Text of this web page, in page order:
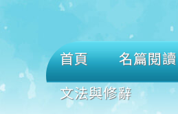
首頁 名篇閱讀
文法與修辭